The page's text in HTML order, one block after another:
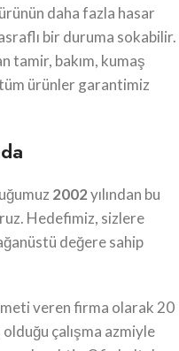
daha fazla hasar
bir duruma sokabilir.
tamir, bakım, kumaş
tüm ürünler garantimiz
2002yılından bu
Hedefimiz, sizlere
değere sahip
veren firma olarak 20
çalışma azmiyle